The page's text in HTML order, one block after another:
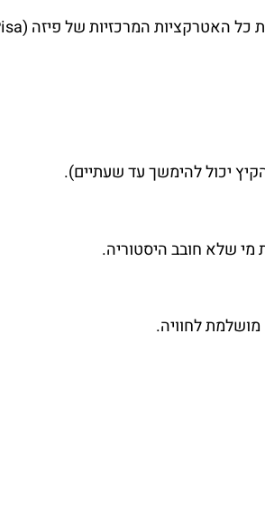
יכול להימשך עד שעתיים).
מי שלא חובב היסטוריה.
לחוויה.